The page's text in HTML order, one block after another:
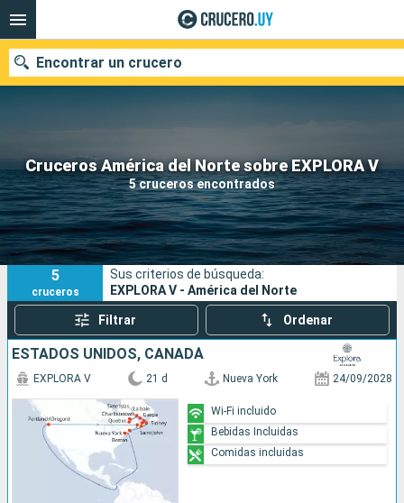
Cruceros América del Norte sobre EXPLORA V
5 cruceros encontrados
Encontrar un crucero
Nuestros destinos
Fecha de salida
Puertos Compañías
Buscar
5
cruceros
Sus criterios de búsqueda:
EXPLORA V - América del Norte
Filtrar Ordenar
ESTADOS UNIDOS, CANADÁ
EXPLORA V 21 d Nueva York 24/09/2028
Wi-Fi incluido
Bebidas Incluidas
Comidas incluidas